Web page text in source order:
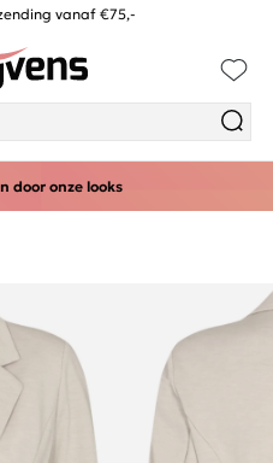
vanaf €75,-
door onze looks